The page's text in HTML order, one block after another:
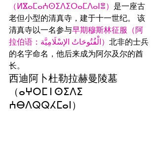
（ⵍⴵⴰⵎⴰⵄⵙⵉⴷⵉⵔⴰⵎⴷⴰⵏⴻ） 是一座古
老但小型的清真寺，建于十一世纪。 该
清真寺以一名参与早期穆斯林征服（阿
拉伯语：الْفُتُوحَاتُ الإسْلَامِيَّة） 北非的士兵
的名字命名，他后来成为阿尔及尔的酋
长。
西迪阿卜杜勒拉赫曼陵墓
（ⴰⵖⵔⵎ ⵏ ⵙⵉⴷⵉ
ⵄⴱⴷⵕⵕⵃⵎⴰⵏ）